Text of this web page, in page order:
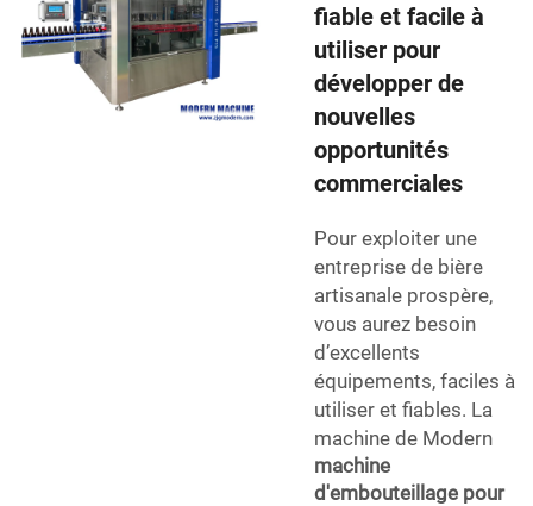
fiable et facile à
utiliser pour
développer de
nouvelles
opportunités
commerciales
Pour exploiter une
entreprise de bière
artisanale prospère,
vous aurez besoin
d’excellents
équipements, faciles à
utiliser et fiables. La
machine de Modern
machine
d'embouteillage pour